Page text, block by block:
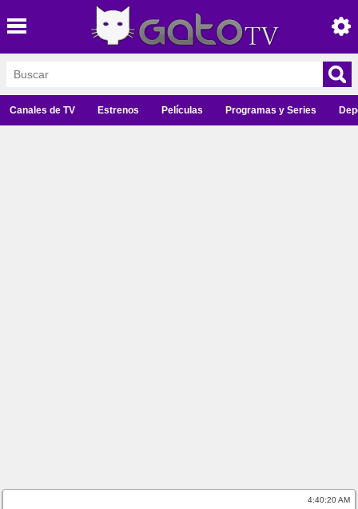
Canales de TV Estrenos Películas Programas y Series
4:40:20 AM